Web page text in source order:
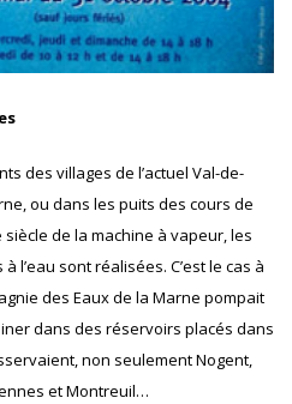
des villages de l’actuel Val-de-
ou dans les puits des cours de
siècle de la machine à vapeur, les
l’eau sont réalisées. C’est le cas à
des Eaux de la Marne pompait
dans des réservoirs placés dans
non seulement Nogent,
et Montreuil…